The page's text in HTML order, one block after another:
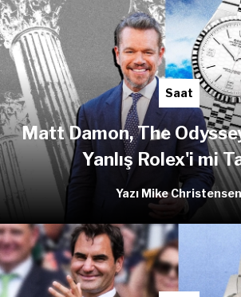
Saat
Matt Damon, The
Yanlış Rolex'i mi
Yazı Mike Christensen